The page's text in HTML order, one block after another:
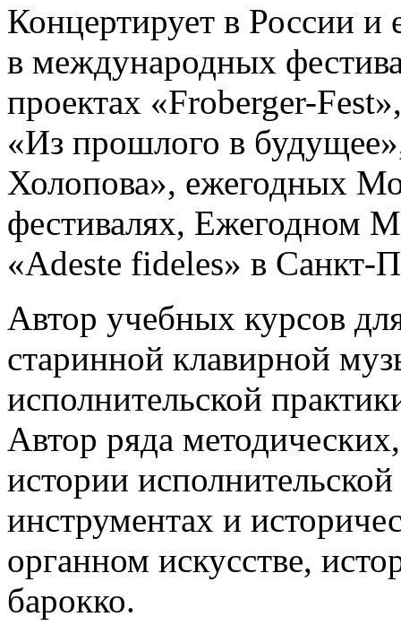
Концертирует в России и
в международных
проектах «Froberger-
«Из прошлого в
Холопова», ежегодных
фестивалях, Ежегодном
«Adeste fideles» в Санкт-
Автор учебных курсов
старинной клавирной
исполнительской
Автор ряда
истории
инструментах и
органном искусстве,
барокко.